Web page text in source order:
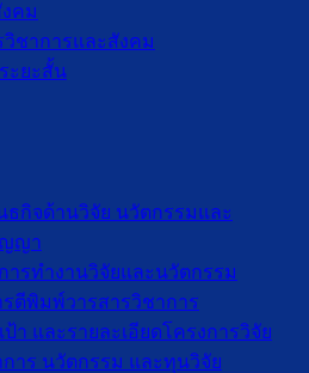
คม
ชาการและสังคม
ะยะสั้น
ธกิจด้านวิจัย นวัตกรรมและ
ญา
ารทำงานวิจัยและนวัตกรรม
ตีพิมพ์วารสารวิชาการ
ป้า และรายละเอียดโครงการวิจัย
าร นวัตกรรม และทุนวิจัย